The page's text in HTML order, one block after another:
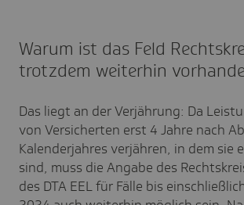
Warum ist das Feld
trotzdem weiterhin
Das liegt an der Verjährung: Da
von Versicherten erst 4 Jahre nach
Kalenderjahres verjähren, in dem sie
sind, muss die Angabe des
des DTA EEL für Fälle bis